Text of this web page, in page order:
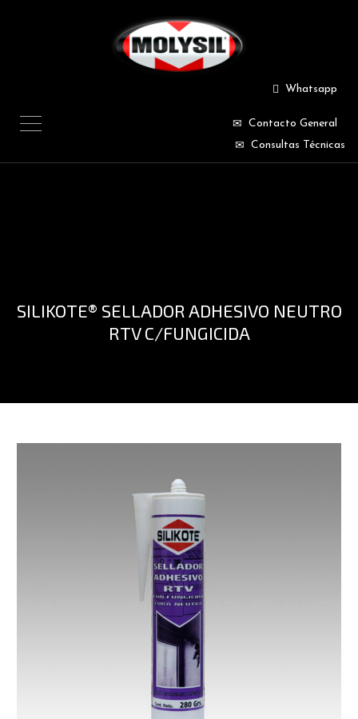
Whatsapp
Contacto General
Consultas Técnicas
SILIKOTE® SELLADOR ADHESIVO NEUTRO
RTV C/FUNGICIDA